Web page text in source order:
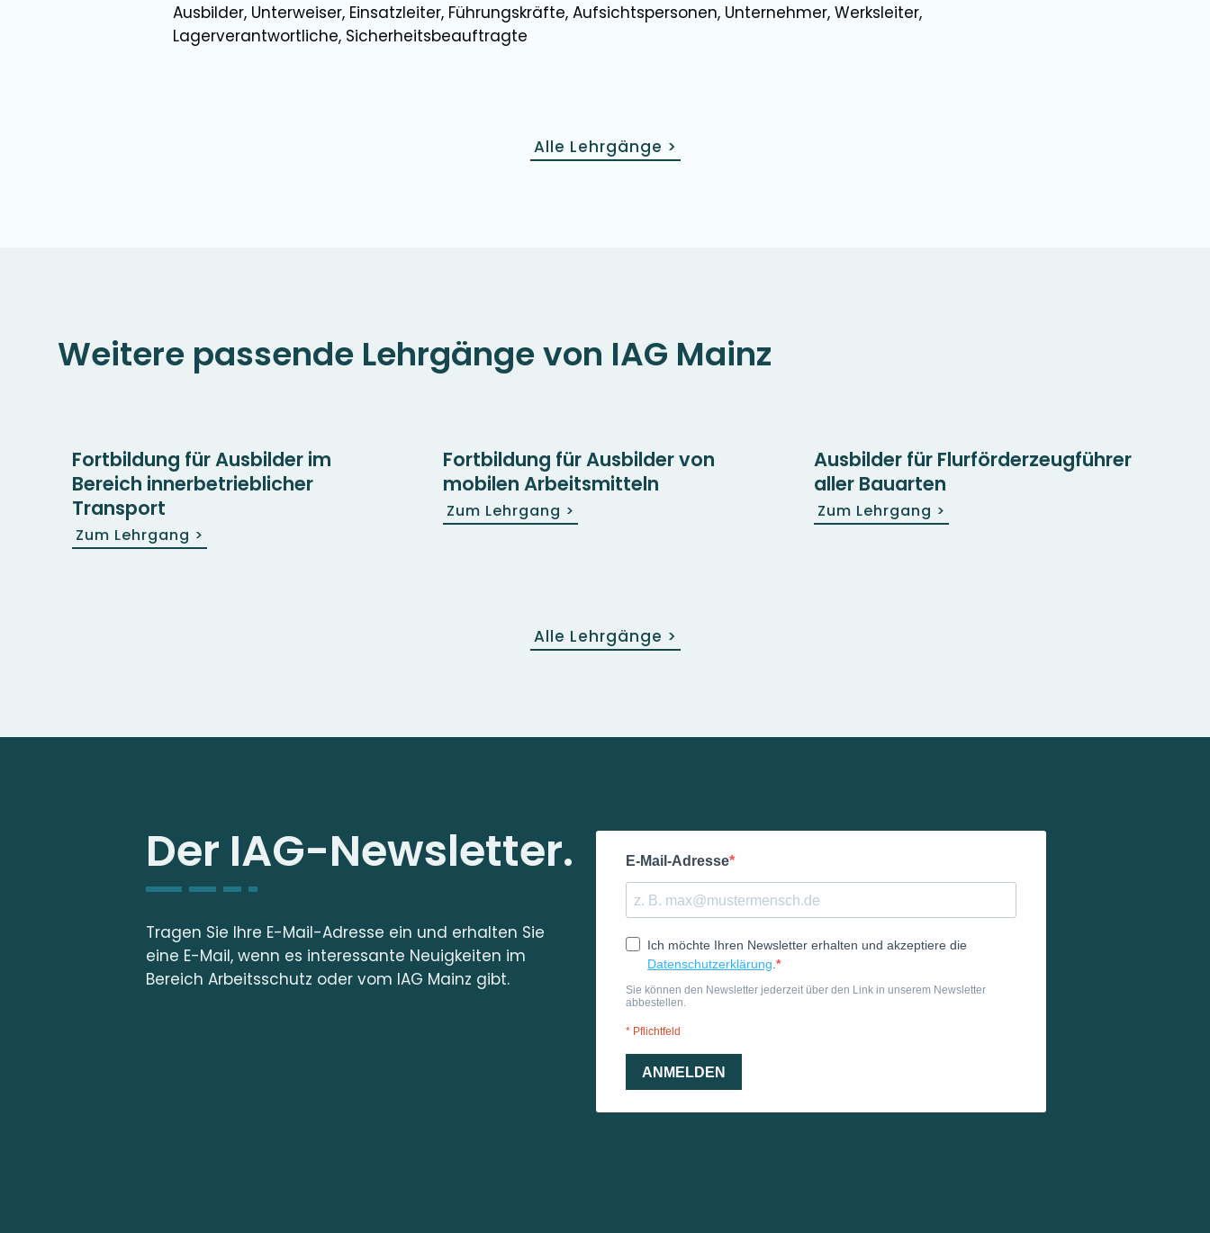
Ausbilder, Unterweiser, Einsatzleiter, Führungskräfte, Aufsichtspersonen, Unternehmer, Werksleiter,
Lagerverantwortliche, Sicherheitsbeauftragte
Alle Lehrgänge >
Weitere passende Lehrgänge von IAG Mainz
Fortbildung für Ausbilder im
Bereich inner­betrieblicher
Transport
Zum Lehrgang >
Fortbildung für Ausbilder von
mobilen Arbeitsmitteln
Zum Lehrgang >
Ausbilder für Flurförderzeugführer
aller Bauarten
Zum Lehrgang >
Alle Lehrgänge >
Der IAG-Newsletter.
Tragen Sie Ihre E-Mail-Adresse ein und erhalten Sie
eine E-Mail, wenn es interessante Neuigkeiten im
Bereich Arbeitsschutz oder vom IAG Mainz gibt.